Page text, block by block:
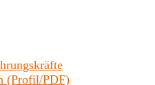
(Profil/PDF)